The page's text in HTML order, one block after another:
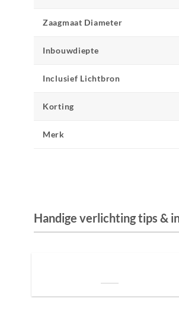
Zaagmaat Diameter
Inbouwdiepte
Inclusief Lichtbron
Korting
Merk
Handige verlichting tips &